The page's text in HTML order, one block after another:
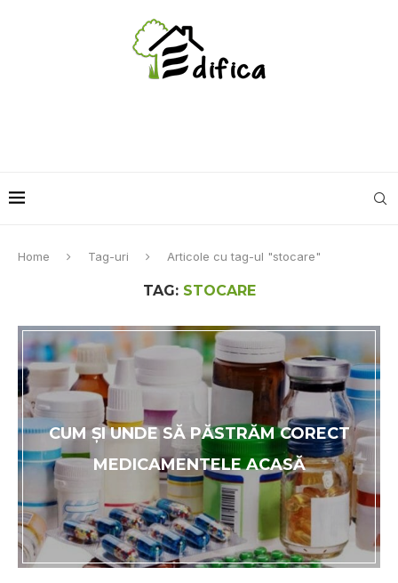
Home Tag-uri Articole cu tag-ul "stocare"
TAG: STOCARE
CUM ȘI UNDE SĂ PĂSTRĂM CORECT
MEDICAMENTELE ACASĂ